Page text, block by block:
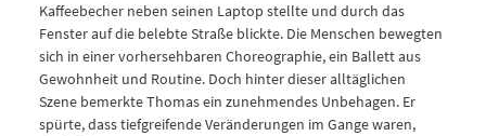
Kaffeebecher neben seinen Laptop stellte und durch das
Fenster auf die belebte Straße blickte. Die Menschen bewegten
sich in einer vorhersehbaren Choreographie, ein Ballett aus
Gewohnheit und Routine. Doch hinter dieser alltäglichen
Szene bemerkte Thomas ein zunehmendes Unbehagen. Er
spürte, dass tiefgreifende Veränderungen im Gange waren,